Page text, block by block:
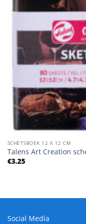
SCHETSBOEK 12 X 12 CM
Talens Art Creation
€3.25
Social Media